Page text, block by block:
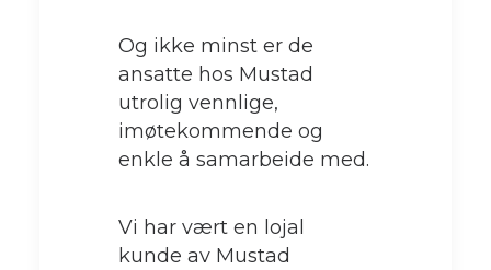
Og ikke minst er de
ansatte hos Mustad
utrolig vennlige,
imøtekommende og
enkle å samarbeide med.
Vi har vært en lojal
kunde av Mustad